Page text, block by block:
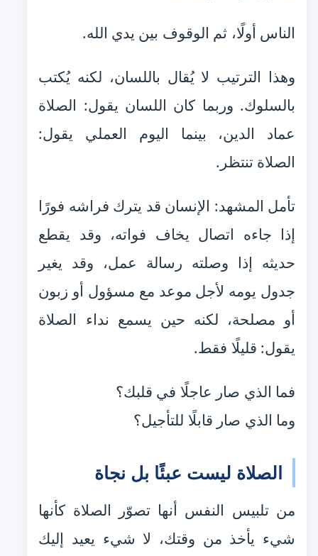
الناس أولًا، ثم الوقوف بين يدي الله.
وهذا الترتيب لا يُقال باللسان، لكنه يُكتب
بالسلوك. وربما كان اللسان يقول: الصلاة
عماد الدين، بينما اليوم العملي يقول:
الصلاة تنتظر.
تأمل المشهد: الإنسان قد يترك فراشه فورًا
إذا جاءه اتصال يخاف فواته، وقد يقطع
حديثه إذا وصلته رسالة عمل، وقد يغير
جدول يومه لأجل موعد مع مسؤول أو زبون
أو مصلحة، لكنه حين يسمع نداء الصلاة
يقول: قليلًا فقط.
فما الذي صار عاجلًا في قلبك؟
وما الذي صار قابلًا للتأجيل؟
الصلاة ليست عبئًا بل نجاة
من تلبيس النفس أنها تصوّر الصلاة كأنها
شيء يأخذ من وقتك، لا شيء يعيد إليك